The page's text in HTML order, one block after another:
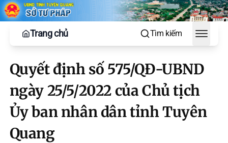
Trang chủ Tìm kiếm
Toggle
Quyết định số 575/QĐ-UBND
ngày 25/5/2022 của Chủ tịch
Ủy ban nhân dân tỉnh Tuyên
Quang